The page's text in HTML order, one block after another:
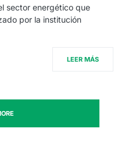
sector energético que
por la institución
LEER MÁS